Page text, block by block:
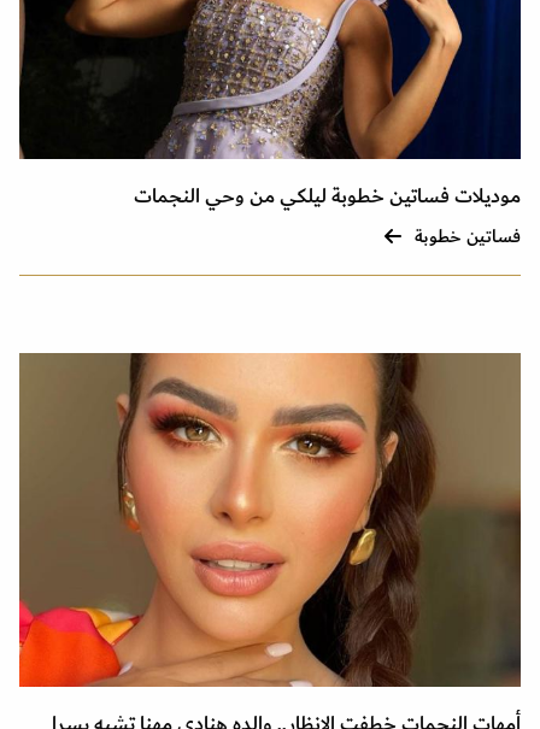
موديلات فساتين خطوبة ليلكي من وحي النجمات
فساتين خطوبة